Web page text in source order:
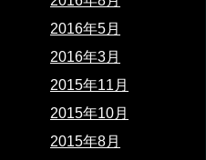
2016年5月
2016年3月
2015年11月
2015年10月
2015年8月